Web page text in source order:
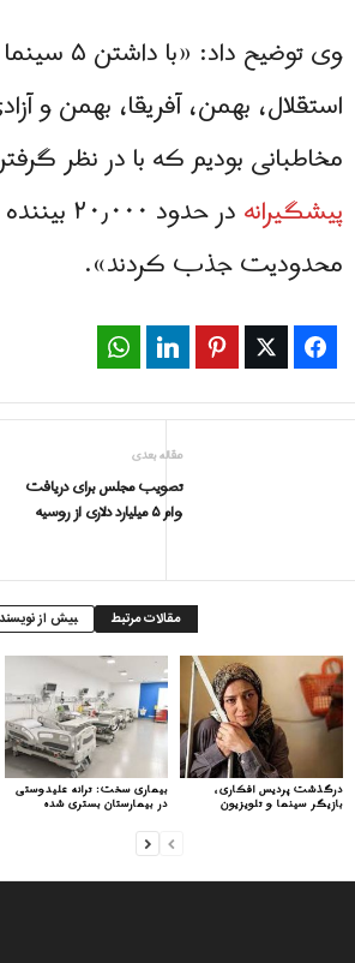
وی توضیح داد:
استقلال، بهمن، آفریقا، بهمن و
مخاطبانی بودیم که با در نظر
پیشگیرانه
محدودیت جذب کردند».
Facebook
Twitter
Pinterest
LinkedIn
مقاله بعدی
تصویب مجلس برای دریافت
وام ۵ میلیارد دلاری از روسیه
مقالات مرتبط بیش از
بیماری سخت: ترانه علیدوستی
در بیمارستان بستری شده
درگذشت پردیس افکاری،
بازیگر سینما و تلویزیون